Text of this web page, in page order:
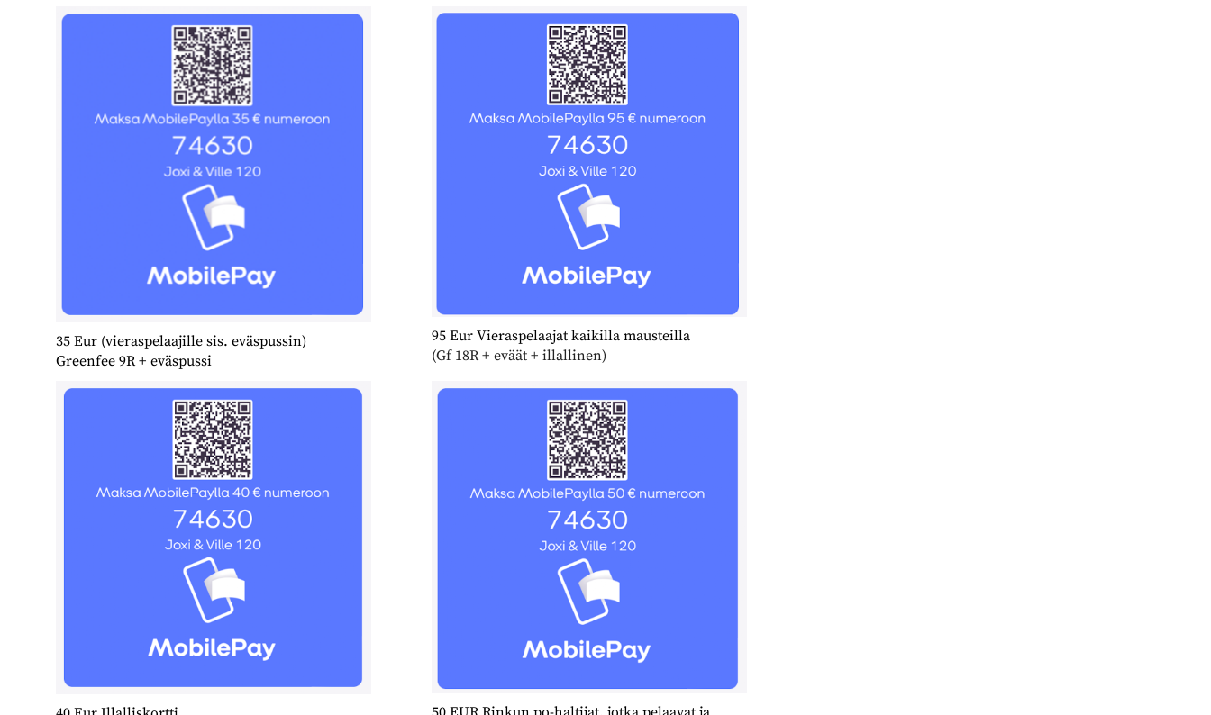
35 Eur (vieraspelaajille sis. eväspussin)
Greenfee 9R + eväspussi
95 Eur Vieraspelaajat kaikilla mausteilla
(Gf 18R + eväät + illallinen)